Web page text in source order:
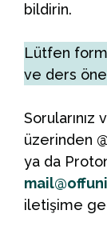
bildirin.
Lütfen
ve ders
Sorularınız
üzerinden
ya da
iletişime